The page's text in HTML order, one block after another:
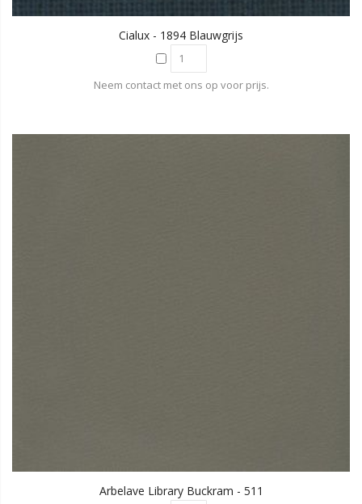
Cialux - 1894 Blauwgrijs
Neem contact met ons op voor prijs.
Arbelave Library Buckram - 511